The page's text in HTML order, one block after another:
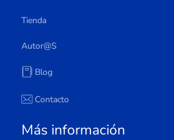
Tienda
Autor@s
Blog
Contacto
Más información